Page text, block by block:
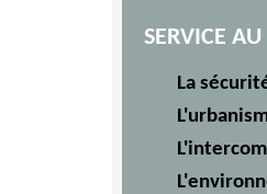
SERVICE
La